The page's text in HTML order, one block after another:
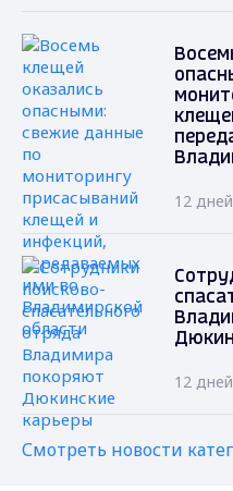
12
12
Смотреть новости